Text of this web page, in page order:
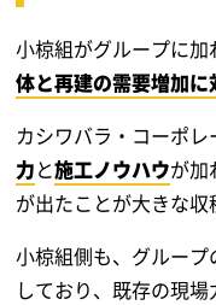
小椋組がグループに
体と再建の需要増加に
カシワバラ・コーポ
力と施工ノウハウが加
が出たことが大きな収
小椋組側も、グルー
しており、既存の現